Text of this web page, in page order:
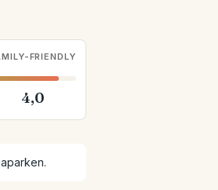
FRIENDLY
4,0